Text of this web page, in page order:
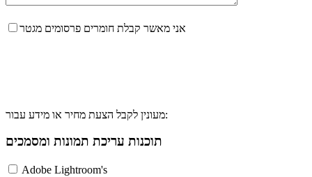
אני מאשר קבלת חומרים פרסומים מגטר
מעונין לקבל הצעת מחיר או מידע עבור:
תוכנות עריכת תמונות ומסמכים
Adobe Lightroom's